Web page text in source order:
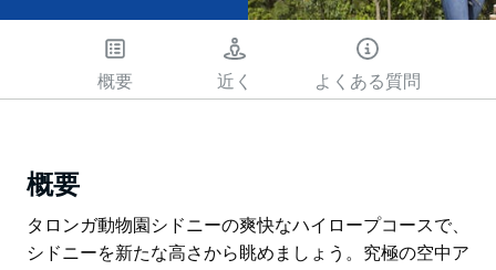
概要 近く よくある質問
概要
タロンガ動物園シドニーの爽快なハイロープコースで、
シドニーを新たな高さから眺めましょう。究極の空中ア